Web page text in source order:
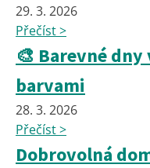
29. 3. 2026
Přečíst >
🎨 Barevné dny
barvami
28. 3. 2026
Přečíst >
Dobrovolná